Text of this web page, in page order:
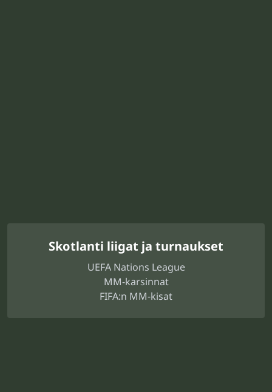
Skotlanti liigat ja turnaukset
UEFA Nations League
MM-karsinnat
FIFA:n MM-kisat